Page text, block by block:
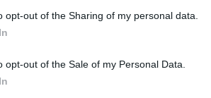
opt-out of the Sharing of my personal data.
opt-out of the Sale of my Personal Data.